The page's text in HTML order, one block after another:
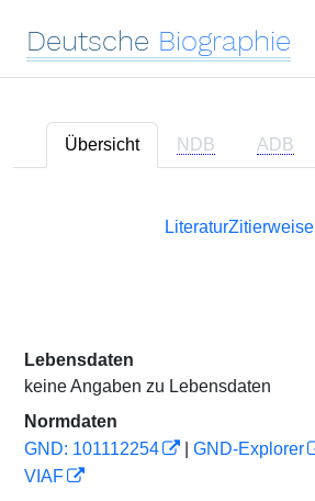
Deutsche Biographie
Übersicht NDB ADB
LiteraturZitierweise
Lebensdaten
keine Angaben zu Lebensdaten
Normdaten
GND: 101112254
GND-Explorer
VIAF